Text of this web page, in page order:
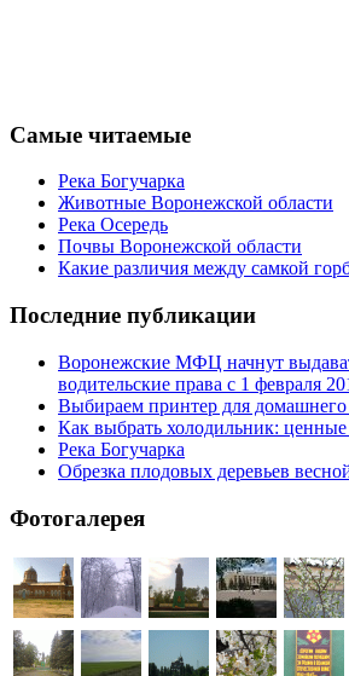
Самые читаемые
Река Богучарка
Животные Воронежской области
Река Осередь
Почвы Воронежской области
Какие различия между самкой
Последние публикации
Воронежские МФЦ начнут
водительские права с 1 февраля
Выбираем принтер для домашнего
Как выбрать холодильник:
Река Богучарка
Обрезка плодовых деревьев
Фотогалерея